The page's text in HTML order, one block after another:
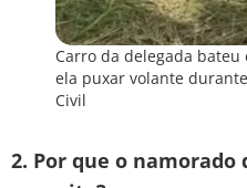
Carro da delegada
ela puxar volante
Civil
2. Por que o